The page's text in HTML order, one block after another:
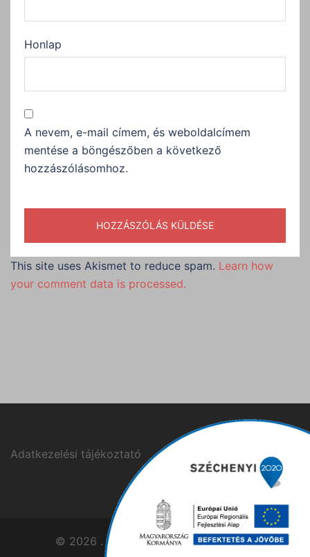
Honlap
A nevem, e-mail címem, és weboldalcímem
mentése a böngészőben a következő
hozzászólásomhoz.
This site uses Akismet to reduce spam. Learn how
your comment data is processed.
Adatkezelési tájékoztató
© 2026 . Proudly powered bySydney